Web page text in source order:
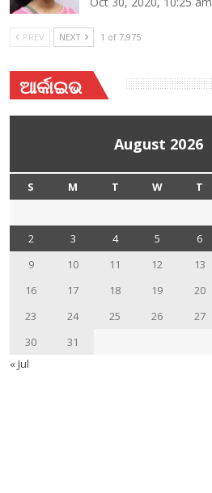
PREV NEXT 1 of 7,975
ଆର୍କାଇଭ
August 2026
S M T W T
2
3 4 5 6
9
10 11 12 13
16
17 18 19 20
23
24 25 26 27
30
31
« Jul